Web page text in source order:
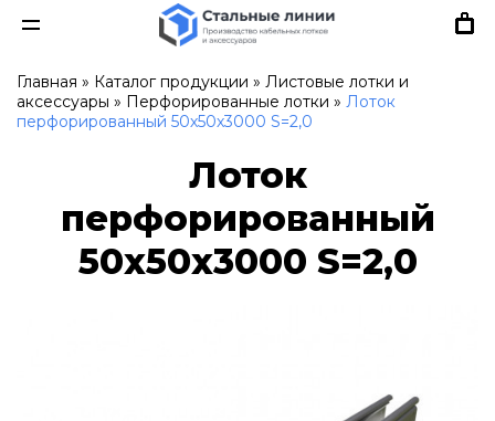
Главная » Каталог продукции » Листовые лотки и
аксессуары » Перфорированные лотки » Лоток
перфорированный 50х50х3000 S=2,0
Лоток
перфорированный
50х50х3000 S=2,0